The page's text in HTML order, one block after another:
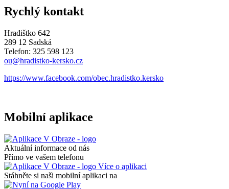
Rychlý kontakt
Hradištko 642
289 12 Sadská
Telefon: 325 598 123
ou@hradistko-kersko.cz
https://www.facebook.com/obec.hradistko.kersko
Mobilní aplikace
Aktuální informace od nás
Přímo ve vašem telefonu
Více o aplikaci
Stáhněte si naši mobilní aplikaci na